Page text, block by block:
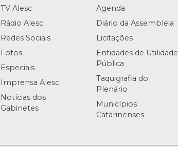
TV Alesc
Rádio Alesc
Redes Sociais
Fotos
Especiais
Imprensa Alesc
Notícias dos
Gabinetes
Agenda
Diário da Assembleia
Licitações
Entidades de Utilidade
Pública
Taquigrafia do
Plenário
Municípios
Catarinenses